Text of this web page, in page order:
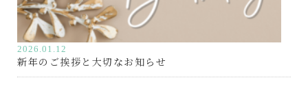
新年のご挨拶と大切なお知らせ
2026.01.12